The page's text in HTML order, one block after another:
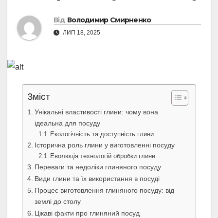
Від Володимир Смирненко
ЛИП 18, 2025
Зміст
Унікальні властивості глини: чому вона
ідеальна для посуду
Екологічність та доступність глини
Історична роль глини у виготовленні посуду
Еволюція технологій обробки глини
Переваги та недоліки глиняного посуду
Види глини та їх використання в посуді
Процес виготовлення глиняного посуду: від
землі до столу
Цікаві факти про глиняний посуд